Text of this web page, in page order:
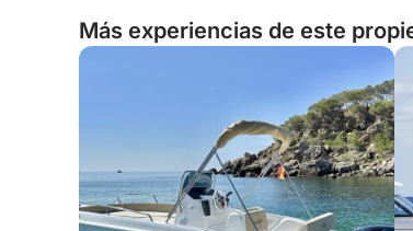
Más experiencias de este